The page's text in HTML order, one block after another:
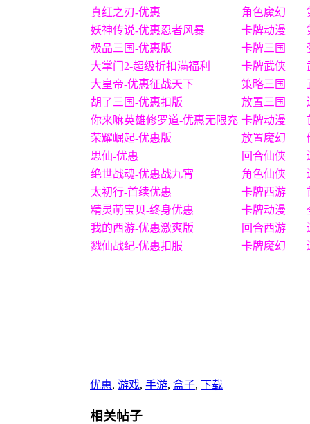
真红之刃-优惠 角色魔幻
妖神传说-优惠忍者风暴
卡牌动漫
极品三国-优惠版
卡牌三国
大掌门2-超级折扣满福利
卡牌武侠
大皇帝-优惠征战天下
策略三国
胡了三国-优惠扣版
放置三国
你来嘛英雄修罗道-优惠无限充 卡牌动漫
荣耀崛起-优惠版
放置魔幻
思仙-优惠
回合仙侠
绝世战魂-优惠战九宵
角色仙侠
太初行-首续优惠
卡牌西游
精灵萌宝贝-终身优惠
卡牌动漫
我的西游-优惠激爽版
回合西游
戮仙战纪-优惠扣服
卡牌魔幻
优惠, 游戏, 手游, 盒子, 下载
相关帖子